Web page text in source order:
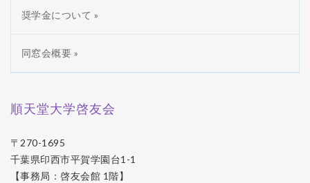
奨学金について »
同窓会概要 »
順天堂大学啓友会
〒270-1695
千葉県印西市平賀学園台1-1
【事務局：啓友会館 1階】